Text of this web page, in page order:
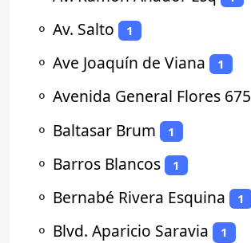
⚬ Av. Salto 1
⚬ Ave Joaquín de Viana 1
⚬ Avenida General Flores 675
⚬ Baltasar Brum 1
⚬ Barros Blancos 1
⚬ Bernabé Rivera Esquina 1
⚬ Blvd. Aparicio Saravia 1